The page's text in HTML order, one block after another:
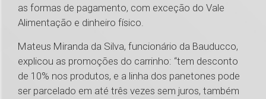
as formas de pagamento, com exceção do Vale
Alimentação e dinheiro físico.
Mateus Miranda da Silva, funcionário da Bauducco,
explicou as promoções do carrinho: “tem desconto
de 10% nos produtos, e a linha dos panetones pode
ser parcelado em até três vezes sem juros, também